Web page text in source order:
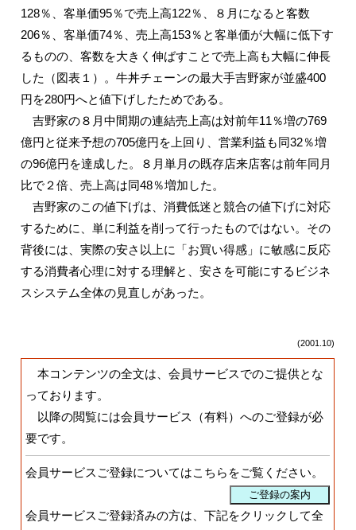
128％、客単価95％で売上高122％、８月になると客数
206％、客単価74％、売上高153％と客単価が大幅に低下す
るものの、客数を大きく伸ばすことで売上高も大幅に伸長
した（図表１）。牛丼チェーンの最大手吉野家が並盛400
円を280円へと値下げしたためである。
吉野家の８月中間期の連結売上高は対前年11％増の769
億円と従来予想の705億円を上回り、営業利益も同32％増
の96億円を達成した。８月単月の既存店来店客は前年同月
比で２倍、売上高は同48％増加した。
吉野家のこの値下げは、消費低迷と競合の値下げに対応
するために、単に利益を削って行ったものではない。その
背後には、実際の安さ以上に「お買い得感」に敏感に反応
する消費者心理に対する理解と、安さを可能にするビジネ
スシステム全体の見直しがあった。
(2001.10)
本コンテンツの全文は、会員サービスでのご提供とな
っております。
以降の閲覧には会員サービス（有料）へのご登録が必
要です。
会員サービスご登録についてはこちらをご覧ください。
会員サービスご登録済みの方は、下記をクリックして全